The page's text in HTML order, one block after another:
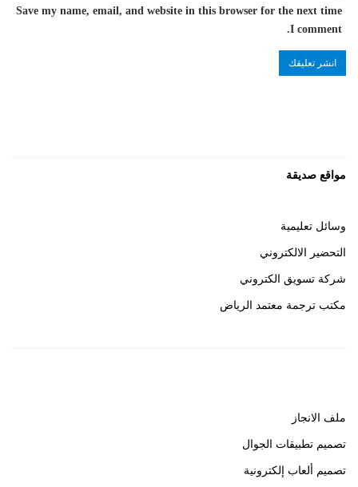
Save my name, email, and website in this browser for the next time
I comment.
مواقع صديقة
وسائل تعليمية
التحضير الالكتروني
شركة تسويق الكتروني
مكتب ترجمة معتمد الرياض
ملف الانجاز
تصميم تطبيقات الجوال
تصميم ألعاب إلكترونية